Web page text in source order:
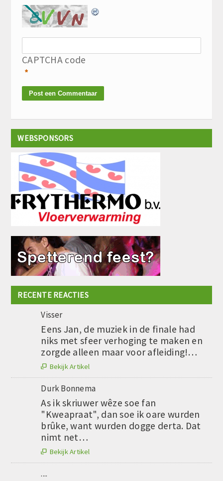
CAPTCHA code
*
WEBSPONSORS
RECENTE REACTIES
Visser
Eens Jan, de muziek in de finale had
niks met sfeer verhoging te maken en
zorgde alleen maar voor afleiding!…
 Bekijk Artikel
Durk Bonnema
As ik skriuwer wêze soe fan
"Kweapraat", dan soe ik oare wurden
brûke, want wurden dogge derta. Dat
nimt net…
 Bekijk Artikel
....